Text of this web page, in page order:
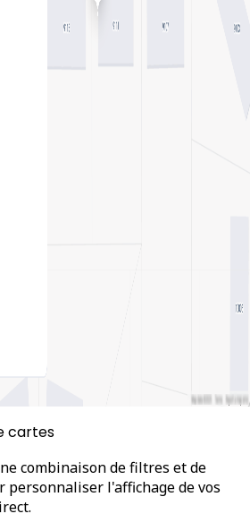
cartes
combinaison de filtres et de
personnaliser l'affichage de vos